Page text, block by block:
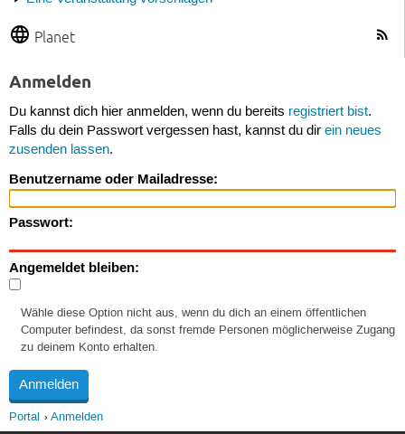
Planet
Anmelden
Du kannst dich hier anmelden, wenn du bereits registriert bist.
Falls du dein Passwort vergessen hast, kannst du dir ein neues
zusenden lassen.
Benutzername oder Mailadresse:
Passwort:
Angemeldet bleiben:
Wähle diese Option nicht aus, wenn du dich an einem öffentlichen
Computer befindest, da sonst fremde Personen möglicherweise Zugang
zu deinem Konto erhalten.
Portal Anmelden